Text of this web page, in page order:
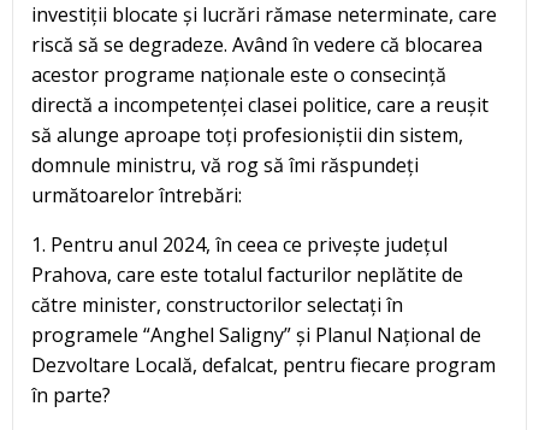
investiții blocate și lucrări rămase neterminate, care
riscă să se degradeze. Având în vedere că blocarea
acestor programe naționale este o consecință
directă a incompetenței clasei politice, care a reușit
să alunge aproape toți profesioniștii din sistem,
domnule ministru, vă rog să îmi răspundeți
următoarelor întrebări:
1. Pentru anul 2024, în ceea ce privește județul
Prahova, care este totalul facturilor neplătite de
către minister, constructorilor selectați în
programele “Anghel Saligny” și Planul Național de
Dezvoltare Locală, defalcat, pentru fiecare program
în parte?